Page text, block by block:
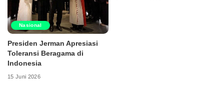
Nasional
Presiden Jerman Apresiasi
Toleransi Beragama di
Indonesia
15 Juni 2026